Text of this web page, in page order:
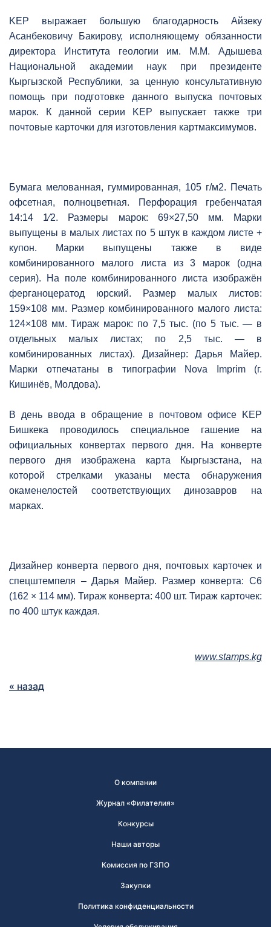
KEP выражает большую благодарность Айзеку
Асанбековичу Бакирову, исполняющему обязанности
директора Института геологии им. М.М. Адышева
Национальной академии наук при президенте
Кыргызской Республики, за ценную консультативную
помощь при подготовке данного выпуска почтовых
марок. К данной серии KEP выпускает также три
почтовые карточки для изготовления картмаксимумов.
Бумага мелованная, гуммированная, 105 г/м2. Печать
офсетная, полноцветная. Перфорация гребенчатая
14:14 1⁄2. Размеры марок: 69×27,50 мм. Марки
выпущены в малых листах по 5 штук в каждом листе +
купон. Марки выпущены также в виде
комбинированного малого листа из 3 марок (одна
серия). На поле комбинированного листа изображён
ферганоцератод юрский. Размер малых листов:
159×108 мм. Размер комбинированного малого листа:
124×108 мм. Тираж марок: по 7,5 тыс. (по 5 тыс. — в
отдельных малых листах; по 2,5 тыс. — в
комбинированных листах). Дизайнер: Дарья Майер.
Марки отпечатаны в типографии Nova Imprim (г.
Кишинёв, Молдова).
В день ввода в обращение в почтовом офисе KEP
Бишкека проводилось специальное гашение на
официальных конвертах первого дня. На конверте
первого дня изображена карта Кыргызстана, на
которой стрелками указаны места обнаружения
окаменелостей соответствующих динозавров на
марках.
Дизайнер конверта первого дня, почтовых карточек и
спецштемпеля – Дарья Майер. Размер конверта: C6
(162 × 114 мм). Тираж конверта: 400 шт. Тираж карточек:
по 400 штук каждая.
www.stamps.kg
« назад
О компании
Журнал «Филателия»
Конкурсы
Наши авторы
Комиссия по ГЗПО
Закупки
Политика конфиденциальности